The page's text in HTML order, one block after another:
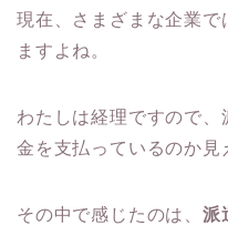
現在、さまざまな企業で
ますよね。
わたしは経理ですので
金を支払っているのか見
その中で感じたのは、 派